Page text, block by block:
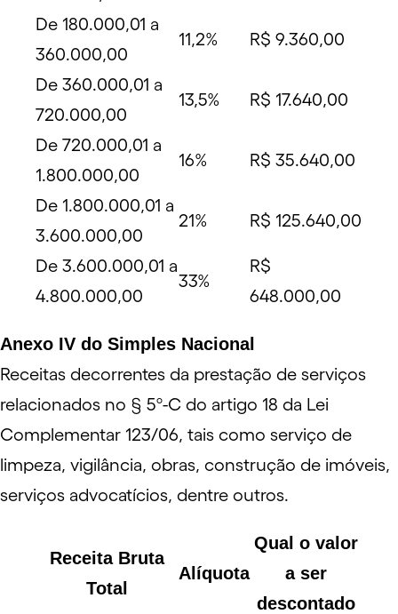
De 180.000,01 a
360.000,00
11,2% R$ 9.360,00
De 360.000,01 a
720.000,00
13,5% R$ 17.640,00
De 720.000,01 a
1.800.000,00
16% R$ 35.640,00
De 1.800.000,01 a
3.600.000,00
21% R$ 125.640,00
De 3.600.000,01 a
4.800.000,00
33%
R$
648.000,00
Anexo IV do Simples Nacional
Receitas decorrentes da prestação de serviços
relacionados no § 5º-C do artigo 18 da Lei
Complementar 123/06, tais como serviço de
limpeza, vigilância, obras, construção de imóveis,
serviços advocatícios, dentre outros.
Receita Bruta
Total
Alíquota
Qual o valor
a ser
descontado